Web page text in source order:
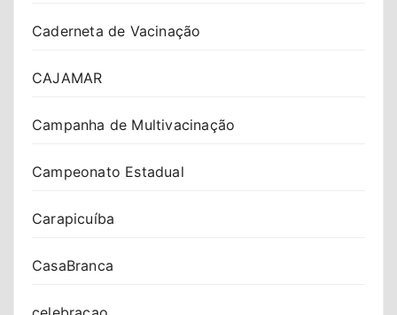
Caderneta de Vacinação
CAJAMAR
Campanha de Multivacinação
Campeonato Estadual
Carapicuíba
CasaBranca